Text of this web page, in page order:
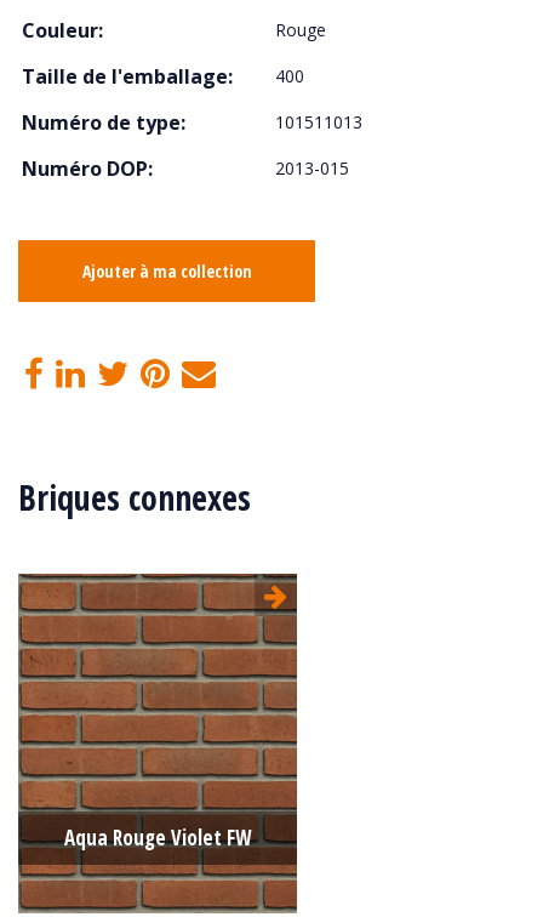
Couleur: Rouge
Taille de l'emballage: 400
Numéro de type: 101511013
Numéro DOP: 2013-015
Ajouter à ma collection
Briques connexes
Aqua Rouge Violet FW